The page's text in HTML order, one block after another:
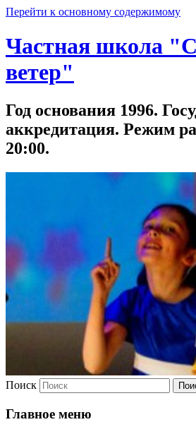
Перейти к основному содержимому
Частная школа
ветер"
Год основания 1996.
аккредитация. Режим
20:00.
Поиск
Главное меню